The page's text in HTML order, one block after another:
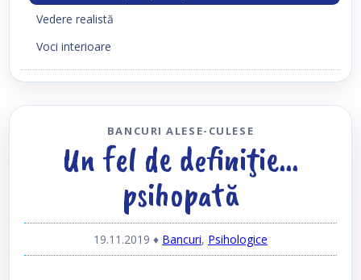
BANCURI ALESE-CULESE
Un fel de definiţie…
psihopată
19.11.2019 ♦ Bancuri, Psihologice
Vedere realistă
Voci interioare